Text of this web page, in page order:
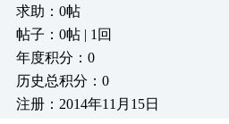
求助：0帖
帖子：0帖 | 1回
年度积分：0
历史总积分：0
注册：2014年11月15日